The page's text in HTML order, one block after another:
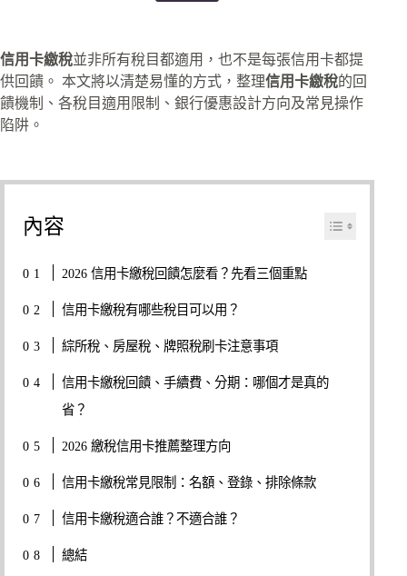
信用卡繳稅並非所有稅目都適用，也不是每張信用卡都提
供回饋。 本文將以清楚易懂的方式，整理信用卡繳稅的回
饋機制、各稅目適用限制、銀行優惠設計方向及常見操作
陷阱。
內容
2026 信用卡繳稅回饋怎麼看？先看三個重點
信用卡繳稅有哪些稅目可以用？
綜所稅、房屋稅、牌照稅刷卡注意事項
信用卡繳稅回饋、手續費、分期：哪個才是真的
省？
2026 繳稅信用卡推薦整理方向
信用卡繳稅常見限制：名額、登錄、排除條款
信用卡繳稅適合誰？不適合誰？
總結